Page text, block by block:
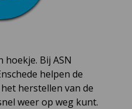
hoekje. Bij ASN
helpen de
herstellen van de
weer op weg kunt.